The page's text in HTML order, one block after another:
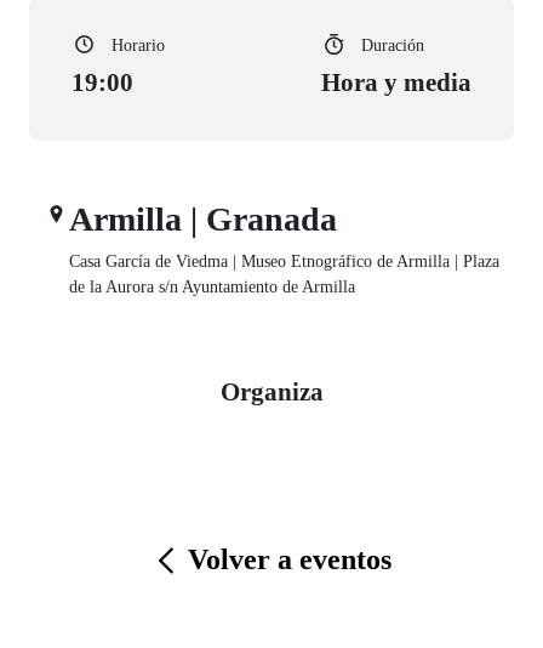
Horario
19:00
Duración
Hora y media
Armilla | Granada
Casa García de Viedma | Museo Etnográfico de Armilla | Plaza
de la Aurora s/n Ayuntamiento de Armilla
Organiza
Volver a eventos